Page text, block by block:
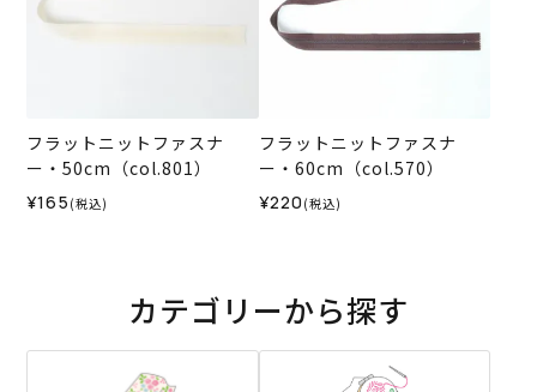
フラットニットファスナ
ー・50cm（col.801）
¥165 (税込)
フラットニットファスナ
ー・60cm（col.570）
¥220 (税込)
カテゴリーから探す